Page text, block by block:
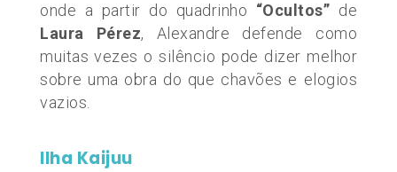
onde a partir do quadrinho “Ocultos” de
Laura Pérez, Alexandre defende como
muitas vezes o silêncio pode dizer melhor
sobre uma obra do que chavões e elogios
vazios.
Ilha Kaijuu